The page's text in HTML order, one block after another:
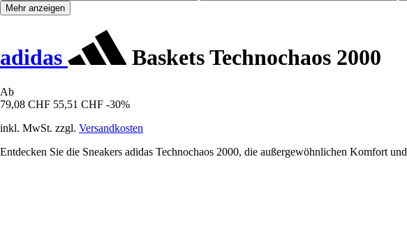
Mehr anzeigen
adidas Baskets Technochaos 2000
Ab
79,08 CHF 55,51 CHF -30%
inkl. MwSt. zzgl. Versandkosten
Entdecken Sie die Sneakers adidas Technochaos 2000, die außergewöhnlichen Komfort